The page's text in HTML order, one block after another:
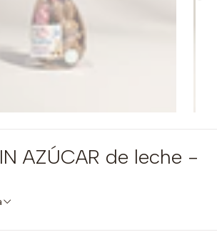
AZÚCAR de leche -